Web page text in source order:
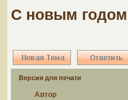
С новым годом
Версия для печати
Автор